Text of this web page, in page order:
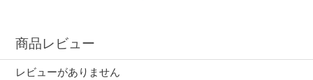
商品レビュー
レビューがありません